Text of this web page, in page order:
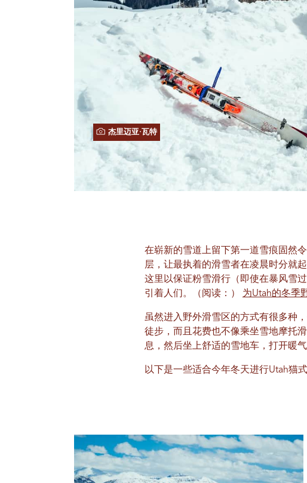
杰里迈亚·瓦特
在崭新的雪道上留下第一道雪痕固然
层，让最执着的滑雪者在凌晨时分就
这里以保证粉雪滑行（即使在暴风雪
引着人们。（阅读：） 为Utah的冬季
虽然进入野外滑雪区的方式有很多种
徒步，而且花费也不像乘坐雪地摩托
息，然后坐上舒适的雪地车，打开暖
以下是一些适合今年冬天进行Utah猫